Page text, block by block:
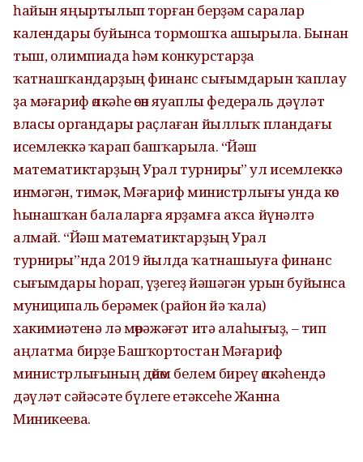
һайын яңыртылып торған берҙәм саралар
календары буйынса тормошҡа ашырыла. Бынан
тыш, олимпиада һәм конкурстарҙа
ҡатнашҡандарҙың финанс сығымдарын ҡаплау
ҙа мәғариф өлкәһе өсөн яуаплы федераль дәүләт
власы органдары раҫлаған йыллыҡ пландағы
исемлеккә ҡарап башҡарыла. “Йәш
математиктарҙың Урал турниры” ул исемлеккә
инмәгән, тимәк, Мәғариф министрлығы унда көс
һынашҡан балаларға ярҙамға аҡса йүнәлтә
алмай. “Йәш математиктарҙың Урал
турниры”нда 2019 йылда ҡатнашыуға финанс
сығымдары һорап, үҙегеҙ йәшәгән урын буйынса
муниципаль берәмек (район йә ҡала)
хакимиәтенә лә мөрәжәғәт итә алаһығыҙ, – тип
аңлатма бирҙе Башҡортостан Мәғариф
министрлығының дөйөм белем биреү өлкәһендә
дәүләт сәйәсәте бүлеге етәксеһе Жанна
Миникеева.